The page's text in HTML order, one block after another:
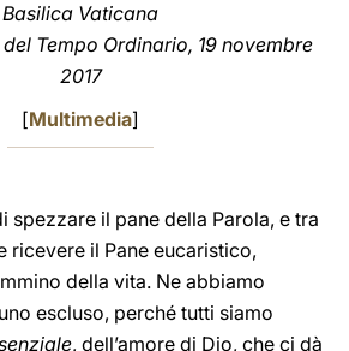
Basilica Vaticana
Tempo Ordinario, 19 novembre
2017
[Multimedia]
spezzare il pane della Parola, e tra
ricevere il Pane eucaristico,
della vita. Ne abbiamo
escluso, perché tutti siamo
, dell’amore di Dio, che ci dà